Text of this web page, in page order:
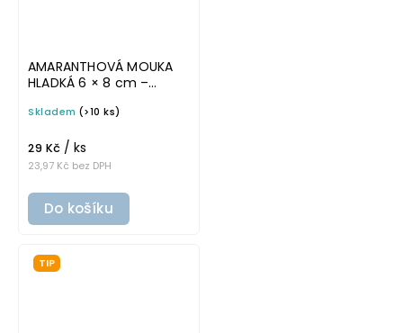
AMARANTHOVÁ MOUKA
HLADKÁ 6 × 8 cm –
písmu, omyvatelná
potravinové dózy
Skladem (>10 ks)
23,97 Kč bez DPH
29 Kč / ks
Do košíku
TIP